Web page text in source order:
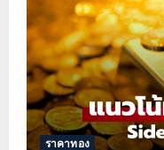
นี้
ปัจจัย
สงคราม
และ
น้ำมัน
โลก
พุ่ง
สูง
ราคาทอง